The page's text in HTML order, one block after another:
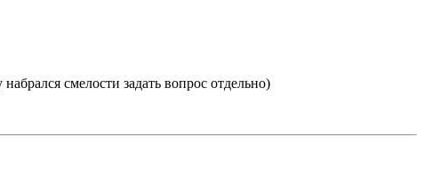
смелости задать вопрос отдельно)